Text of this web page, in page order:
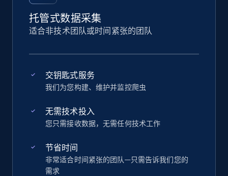
托管式数据采集
适合非技术团队或时间紧张的团队
交钥匙式服务
我们为您构建、维护并监控爬虫
无需技术投入
您只需接收数据，无需任何技术工作
节省时间
非常适合时间紧张的团队—只需告诉我们您的
需求